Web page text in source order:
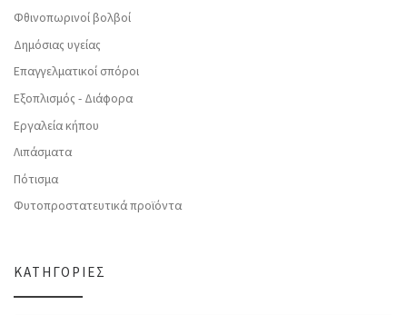
Φθινοπωρινοί βολβοί
Δημόσιας υγείας
Επαγγελματικοί σπόροι
Εξοπλισμός - Διάφορα
Εργαλεία κήπου
Λιπάσματα
Πότισμα
Φυτοπροστατευτικά προϊόντα
ΚΑΤΗΓΟΡΊΕΣ